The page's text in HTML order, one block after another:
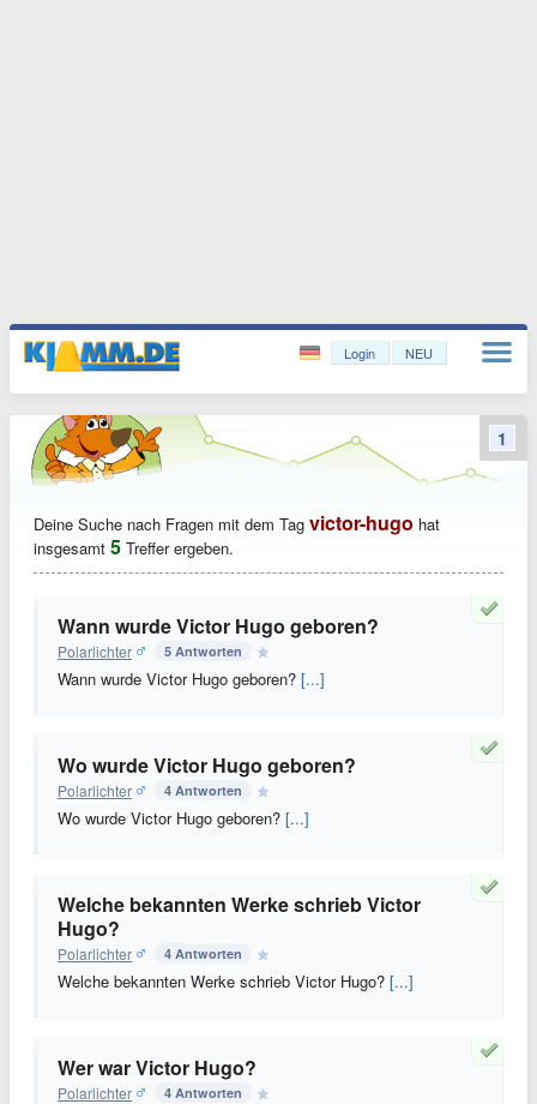
Login NEU
Deine Suche nach Fragen mit dem Tag victor-hugo hat
insgesamt 5 Treffer ergeben.
Wann wurde Victor Hugo geboren?
Polarlichter 5 Antworten
Wann wurde Victor Hugo geboren? [...]
Wo wurde Victor Hugo geboren?
Polarlichter 4 Antworten
Wo wurde Victor Hugo geboren? [...]
Welche bekannten Werke schrieb Victor
Hugo?
Polarlichter 4 Antworten
Welche bekannten Werke schrieb Victor Hugo? [...]
Wer war Victor Hugo?
Polarlichter 4 Antworten
1